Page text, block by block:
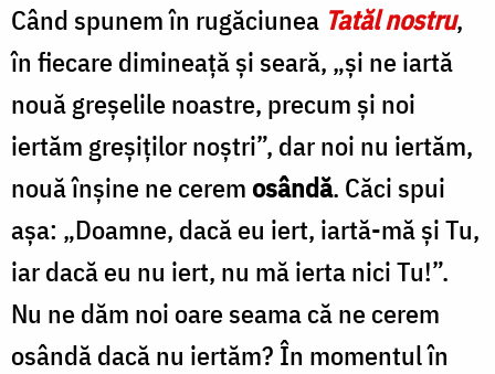
Când spunem în rugăciunea Tatăl nostru,
în fiecare dimineață și seară, „și ne iartă
nouă greșelile noastre, precum și noi
iertăm greșiților noștri”, dar noi nu iertăm,
nouă înșine ne ceremosândă. Căci spui
așa: „Doamne, dacă eu iert, iartă-mă și Tu,
iar dacă eu nu iert, nu mă ierta nici Tu!”.
Nu ne dăm noi oare seama că ne cerem
osândă dacă nu iertăm? În momentul în